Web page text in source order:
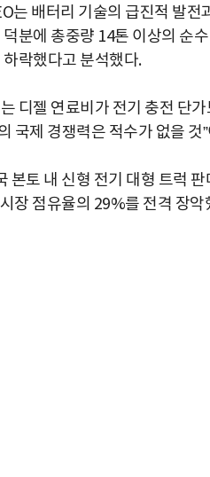
는 배터리 기술의 급진적 발전
분에 총중량 14톤 이상의 순수
락했다고 분석했다.
디젤 연료비가 전기 충전 단가
국제 경쟁력은 적수가 없을 것
토 내 신형 전기 대형 트럭 판
장 점유율의 29%를 전격 장악